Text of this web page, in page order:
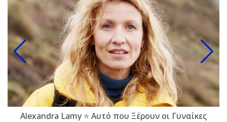
Alexandra Lamy ⭐ Αυτό που Ξέρουν οι Γυναίκες